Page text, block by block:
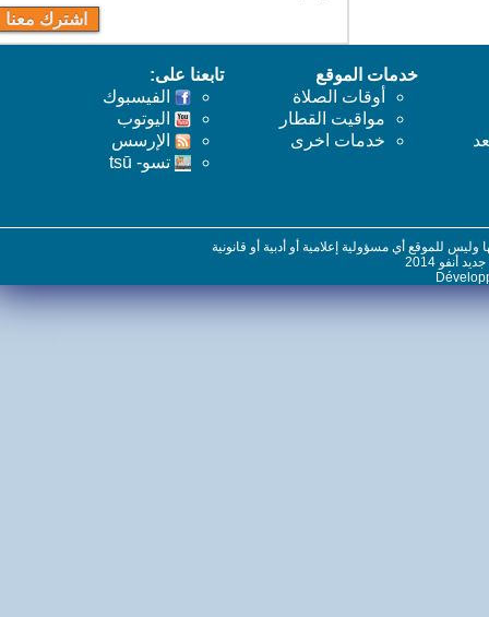
خدمات الموقع
أوقات الصلاة
مواقيت القطار
خدمات اخرى
تابعنا على:
الفيسبوك
اليوتوب
اﻹرسس
تسو- tsū
للموقع أي مسؤولية إعلامية أو أدبية أو قانونية
2014